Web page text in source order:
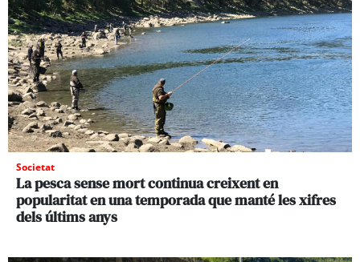
Societat
La pesca sense mort continua creixent en
popularitat en una temporada que manté les xifres
dels últims anys